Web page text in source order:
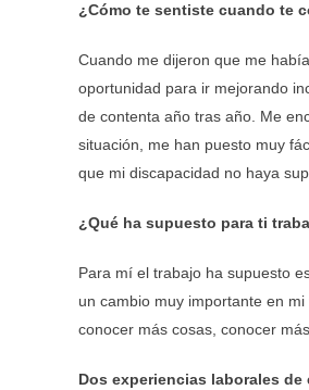
¿Cómo te sentiste cuando te
Cuando me dijeron que me
oportunidad para ir mejorando
de contenta año tras año. Me
situación, me han puesto muy
que mi discapacidad no haya
¿Qué ha supuesto para ti
Para mí el trabajo ha supuesto
un cambio muy importante en
conocer más cosas, conocer
Dos experiencias laborales